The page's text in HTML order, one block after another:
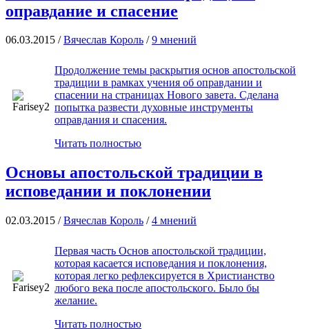
оправдание и спасение
06.03.2015 /Вячеслав Король /9 мнений
Продолжение темы раскрытия основ апостольской
традиции в рамках учения об оправдании и
спасении на страницах Нового завета. Сделана
попытка развести духовные инструменты
оправдания и спасения.
Читать полностью
Основы апостольской традиции в
исповедании и поклонении
02.03.2015 /Вячеслав Король /4 мнений
Первая часть Основ апостольской традиции,
которая касается исповедания и поклонения,
которая легко рефлексируется в Христианство
любого века после апостольского. Было бы
желание.
Читать полностью